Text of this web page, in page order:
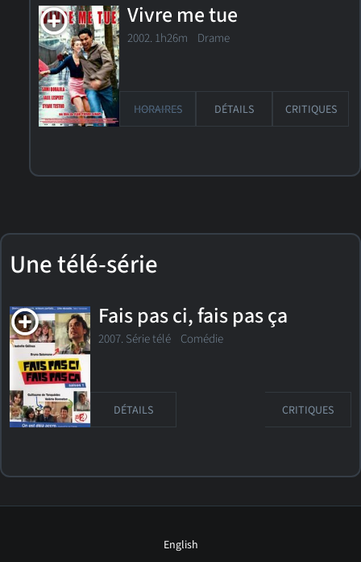
Vivre me tue
2002. 1h26m Drame
HORAIRES DÉTAILS CRITIQUES
Une télé-série
Fais pas ci, fais pas ça
2007. Série télé Comédie
DÉTAILS CRITIQUES
English